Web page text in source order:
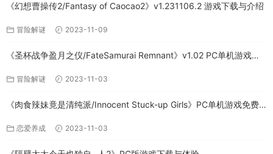
《幻想曹操传2/Fantasy of Caocao2》v1.231106.2 游戏下载与介绍
冒险解谜 2023-11-09
《圣杯战争盈月之仪/FateSamurai Remnant》v1.02 PC单机游戏下
冒险解谜 2023-11-03
《肉食辣妹竟是清纯派/Innocent Stuck-up Girls》PC单机游戏免费
恋爱养成 2023-11-03